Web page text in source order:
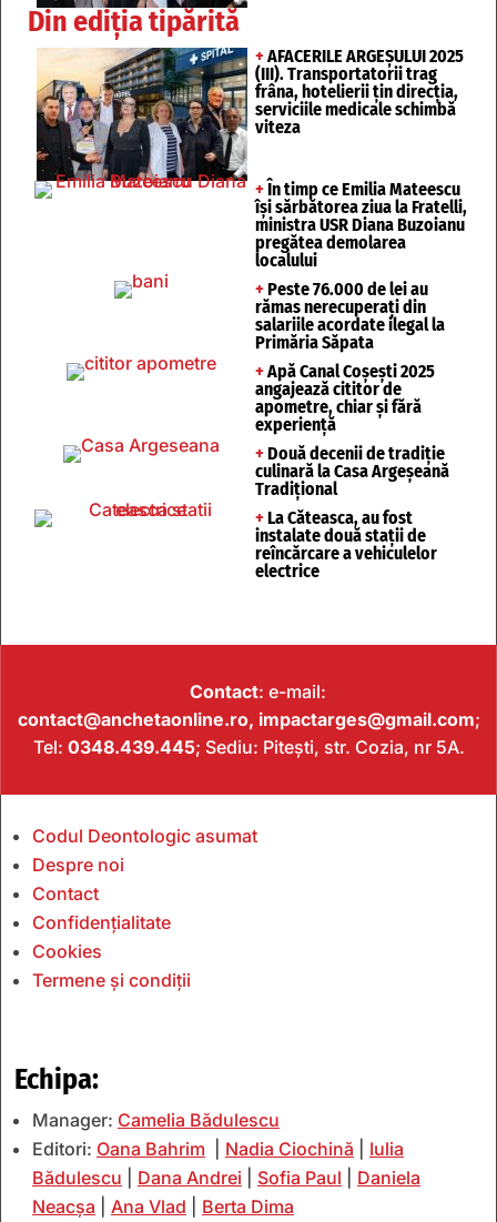
Din ediția tipărită
+ AFACERILE ARGEȘULUI 2025
(III). Transportatorii trag
frâna, hotelierii țin direcția,
serviciile medicale schimbă
viteza
+ În timp ce Emilia Mateescu
își sărbătorea ziua la Fratelli,
ministra USR Diana Buzoianu
pregătea demolarea
localului
+ Peste 76.000 de lei au
rămas nerecuperați din
salariile acordate ilegal la
Primăria Săpata
+ Apă Canal Coșești 2025
angajează cititor de
apometre, chiar și fără
experiență
+ Două decenii de tradiție
culinară la Casa Argeșeană
Tradițional
+ La Căteasca, au fost
instalate două stații de
reîncărcare a vehiculelor
electrice
Contact: e-mail:
contact@anchetaonline.ro, impactarges@gmail.com;
Tel: 0348.439.445; Sediu: Pitești, str. Cozia, nr 5A.
Codul Deontologic asumat
Despre noi
Contact
Confidențialitate
Cookies
Termene și condiții
Echipa:
Manager: Camelia Bădulescu
Editori: Oana Bahrim Nadia Ciochină
Iulia
Bădulescu
Dana Andrei Sofia Paul
Daniela
Neacșa
Ana Vlad Berta Dima